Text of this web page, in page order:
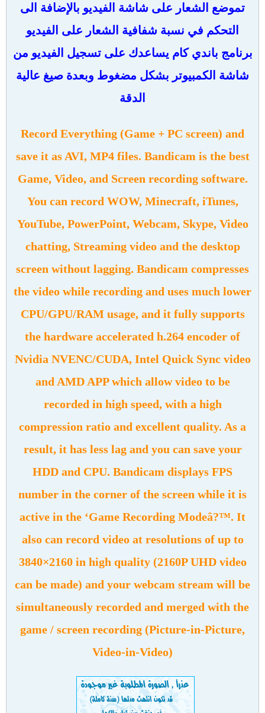
تموضع الشعار على شاشة الفيديو بالإضافة الى
التحكم في نسبة شفافية الشعار على الفيديو
برنامج باندي كام يساعدك على تسجيل الفيديو من
شاشة الكمبيوتر بشكل مضغوط وبعدة صيغ عالية
الدقة
Record Everything (Game + PC screen) and
save it as AVI, MP4 files. Bandicam is the best
Game, Video, and Screen recording software.
You can record WOW, Minecraft, iTunes,
YouTube, PowerPoint, Webcam, Skype, Video
chatting, Streaming video and the desktop
screen without lagging. Bandicam compresses
the video while recording and uses much lower
CPU/GPU/RAM usage, and it fully supports
the hardware accelerated h.264 encoder of
Nvidia NVENC/CUDA, Intel Quick Sync video
and AMD APP which allow video to be
recorded in high speed, with a high
compression ratio and excellent quality. As a
result, it has less lag and you can save your
HDD and CPU. Bandicam displays FPS
number in the corner of the screen while it is
active in the ‘Game Recording Modeâ?™. It
also can record video at resolutions of up to
3840×2160 in high quality (2160P UHD video
can be made) and your webcam stream will be
simultaneously recorded and merged with the
game / screen recording (Picture-in-Picture,
Video-in-Video)